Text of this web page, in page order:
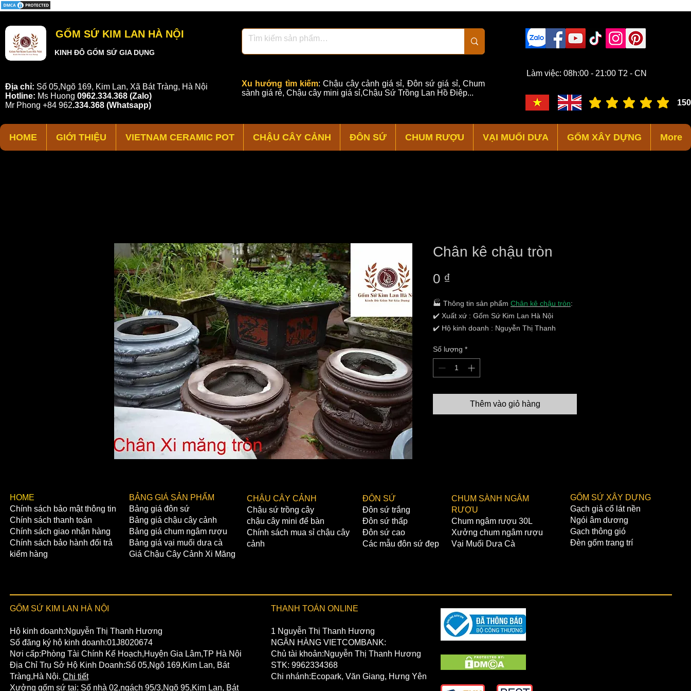
Chân kê chậu tròn
0 ₫
🏭 Thông tin sản phẩm Chân kê chậu tròn:
✔️ Xuất xứ : Gốm Sứ Kim Lan Hà Nội
✔️ Hộ kinh doanh : Nguyễn Thị Thanh
✔️ Địa chỉ :Thôn 03 ,Xã Kim Lan,Huyện Gia
Lâm,TP Hà Nội
✔️ Tình trạng:hàng mới 100%
✔️ Kích thước: Chân kê chậu tròn cho các
size 60,70,80...
Chủ tài khoản:Nguyễn Ngọc Phóng
STK: 0021000355051
Chi nhánh:Hoàn Kiếm,Hà Nội
✔️2 NGÂN HÀNG BIDV:
Chủ tài khoản:Nguyễn Ngọc Phóng
Số lượng *
Thêm vào giỏ hàng
Làm việc: 08h:00 - 21:00 T2 - CN
Xu hướng tìm kiếm:Chậu cây cảnh giá sỉ, Đôn sứ giá sỉ,Chum
sành giá rẻ, Chậu cây mini giá sỉ,Chậu Sứ Trồng Lan Hồ Điệp...
Địa chỉ: Số 05,Ngõ 169, Kim Lan, Xã Bát Tràng, Hà Nội
Hotline: Ms Huong 0962.334.368 (Zalo)
Mr Phong +84 962.334.368 (Whatsapp)
KINH ĐÔ GỐM SỨ GIA DỤNG
GỐM SỨ KIM LAN HÀ NỘI
HOME GIỚI THIỆU VIETNAM CERAMIC POT CHẬU CÂY CẢNH ĐÔN SỨ CHUM RƯỢU VẠI MUỐI DƯA GỐM XÂY DỰNG More
150
đánh giá trung bình là 3 /
​HOME
Chính sách bảo mật thông tin
Chính sách thanh toán
Chính sách giao nhận hàng
Chính sách bảo hành đổi trả
kiểm hàng
BẢNG GIÁ SẢN PHẨM
Bảng giá đôn sứ
Bảng giá chậu cây cảnh
Bảng giá chum ngâm rượu
Bảng giá vại muối dưa cà
Giá Chậu Cây Cảnh Xi Măng
CHẬU CÂY CẢNH
Chậu sứ trồng cây
chậu cây mini để bàn
Chính sách mua sỉ chậu cây
cảnh
ĐÔN SỨ
Đôn sứ trắng
Đôn sứ thấp
Đôn sứ cao
Các mẫu đôn sứ đẹp
CHUM SÀNH NGÂM
RƯỢU
Chum ngâm rượu 30L
Xưởng chum ngâm rượu
Vại Muối Dưa Cà
GỐM SỨ XÂY DỰNG
Gạch giả cổ lát nền
Ngói âm dương
Gạch thông gió
Đèn gốm trang trí
GỐM SỨ KIM LAN HÀ NỘI
Hộ kinh doanh:Nguyễn Thị Thanh Hương
Số đăng ký hộ kinh doanh:01J8020674
Nơi cấp:Phòng Tài Chính Kế Hoạch,Huyện Gia Lâm,TP Hà Nội
Địa Chỉ Trụ Sở Hộ Kinh Doanh:Số 05,Ngõ 169,Kim Lan, Bát
Tràng,Hà Nội. Chi tiết
Xưởng gốm sứ tại: Số nhà 02,ngách 95/3,Ngõ 95,Kim Lan, Bát
THANH TOÁN ONLINE
1 Nguyễn Thị Thanh Hương
NGÂN HÀNG VIETCOMBANK:
Chủ tài khoản:Nguyễn Thị Thanh Hương
STK: 9962334368
Chi nhánh:Ecopark, Văn Giang, Hưng Yên